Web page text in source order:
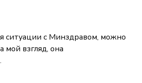
ситуации с Минздравом, можно
мой взгляд, она